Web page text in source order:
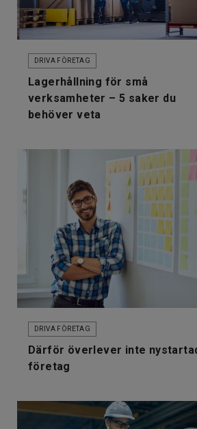
DRIVA FÖRETAG
Lagerhållning för små
verksamheter – 5 saker du
behöver veta
DRIVA FÖRETAG
Därför överlever inte
företag